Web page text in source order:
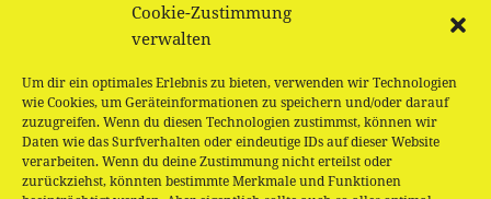
Cookie-Zustimmung
verwalten
Um dir ein optimales Erlebnis zu bieten, verwenden wir Technologien
wie Cookies, um Geräteinformationen zu speichern und/oder darauf
zuzugreifen. Wenn du diesen Technologien zustimmst, können wir
Daten wie das Surfverhalten oder eindeutige IDs auf dieser Website
verarbeiten. Wenn du deine Zustimmung nicht erteilst oder
zurückziehst, könnten bestimmte Merkmale und Funktionen
auf dem Kirmesplatz auf. Hui Spucke! Ob das Lama
endlich allen zeigen kann, was in ihm steckt? …
Nach dem Vorlesen basteln und picknicken wir
gemeinsam. Ab 3 Jahre, kostenlose Teilnahme